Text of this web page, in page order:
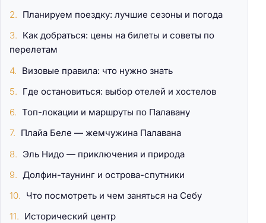
Планируем поездку: лучшие сезоны и погода
Как добраться: цены на билеты и советы по
перелетам
Визовые правила: что нужно знать
Где остановиться: выбор отелей и хостелов
Топ-локации и маршруты по Палавану
Плайа Беле — жемчужина Палавана
Эль Нидо — приключения и природа
Долфин-таунинг и острова-спутники
Что посмотреть и чем заняться на Себу
Исторический центр